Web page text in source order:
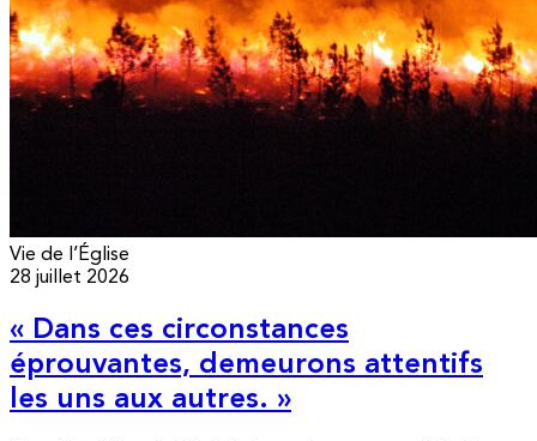
Vie de l’Église
28 juillet 2026
« Dans ces circonstances
éprouvantes, demeurons attentifs
les uns aux autres. »